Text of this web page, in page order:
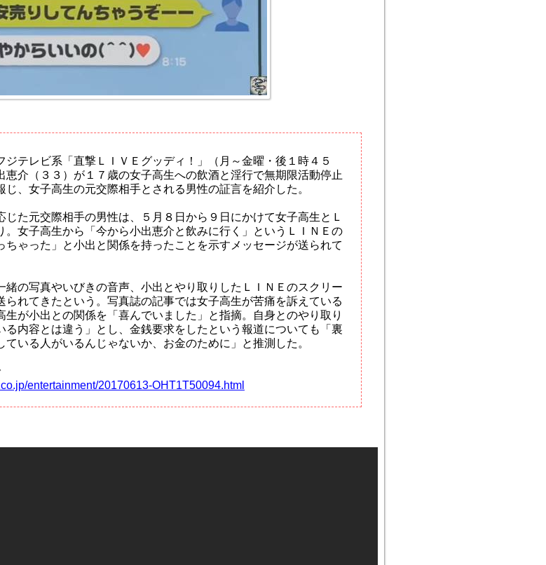
テレビ系「直撃ＬＩＶＥグッディ！」（月～金曜・後１時４５
恵介（３３）が１７歳の女子高生への飲酒と淫行で無期限活動停止
じ、女子高生の元交際相手とされる男性の証言を紹介した。
た元交際相手の男性は、５月８日から９日にかけて女子高生とＬ
。女子高生から「今から小出恵介と飲みに行く」というＬＩＮＥの
ちゃった」と小出と関係を持ったことを示すメッセージが送られて
の写真やいびきの音声、小出とやり取りしたＬＩＮＥのスクリー
られてきたという。写真誌の記事では女子高生が苦痛を訴えている
生が小出との関係を「喜んでいました」と指摘。自身とのやり取り
る内容とは違う」とし、金銭要求をしたという報道についても「裏
ている人がいるんじゃないか、お金のために」と推測した。
entertainment/20170613-OHT1T50094.html